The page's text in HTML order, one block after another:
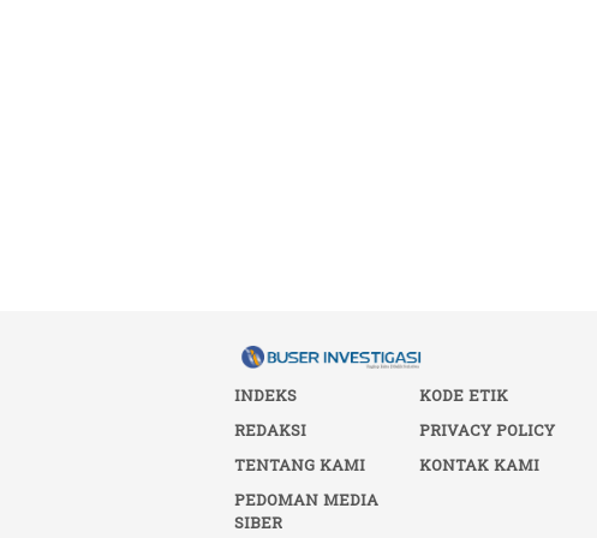
INDEKS KODE ETIK
REDAKSI
PRIVACY POLICY
TENTANG KAMI
KONTAK KAMI
PEDOMAN MEDIA
SIBER